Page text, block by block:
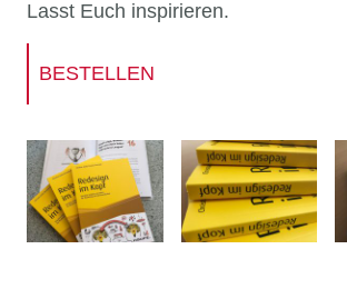
Lasst Euch inspirieren.
BESTELLEN